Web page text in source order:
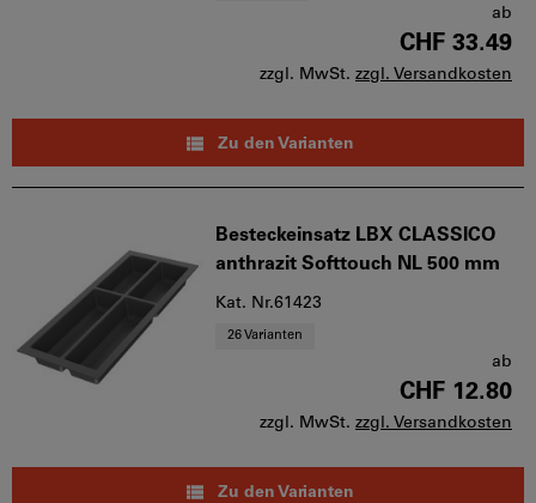
ab
CHF 33.49
zzgl. MwSt. zzgl. Versandkosten
Zu den Varianten
Besteckeinsatz LBX CLASSICO
anthrazit Softtouch NL 500 mm
Kat. Nr.61423
26 Varianten
ab
CHF 12.80
zzgl. MwSt. zzgl. Versandkosten
Zu den Varianten